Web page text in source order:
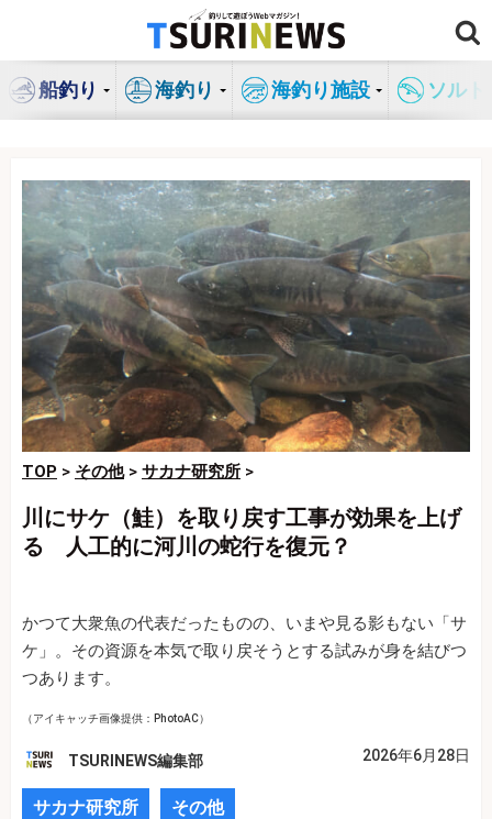
ン
船釣り 海釣り 海釣り施設 ソル
TOP > その他> サカナ研究所 >
川にサケ（鮭）を取り戻す工事が効果を上げ
る 人工的に河川の蛇行を復元？
かつて大衆魚の代表だったものの、いまや見る影もない「サ
ケ」。その資源を本気で取り戻そうとする試みが身を結びつ
つあります。
（アイキャッチ画像提供：PhotoAC）
TSURINEWS編集部 2026年6月28日
サカナ研究所 その他